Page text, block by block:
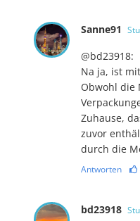
Sanne91
@bd23918:
Na ja, ist
Obwohl die
Zuhause,
zuvor
durch die
Antworten
bd23918